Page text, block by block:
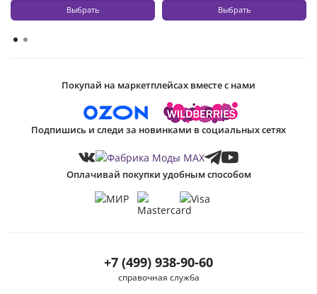
Выбрать Выбрать
+7 (499) 938-90-60
справочная служба
Покупай на маркетплейсах вместе с нами
Подпишись и следи за новинками в социальных сетях
Оплачивай покупки удобным способом